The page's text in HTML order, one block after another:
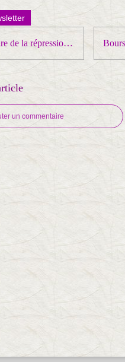
54e anniversaire de la répression à Charonne
un commentaire